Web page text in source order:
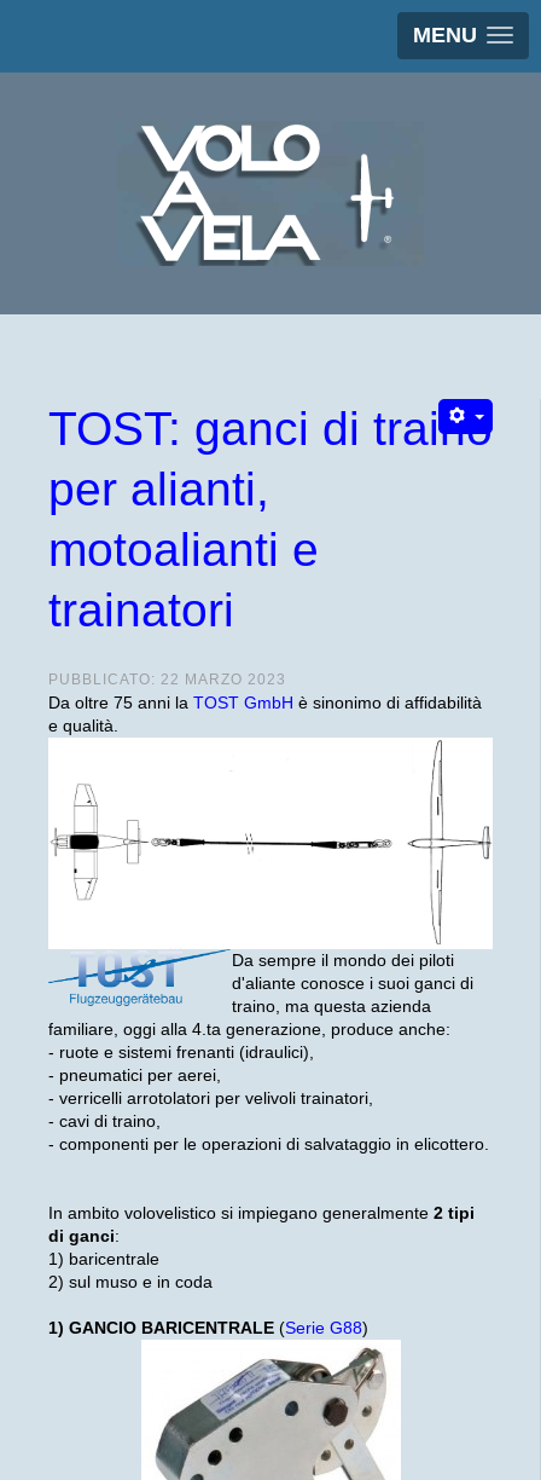
MENU
TOST: ganci di traino
per alianti,
motoalianti e
trainatori
PUBBLICATO: 22 MARZO 2023
Da oltre 75 anni la TOST GmbH è sinonimo di affidabilità
e qualità.
Da sempre il mondo dei piloti
d'aliante conosce i suoi ganci di
traino, ma questa azienda
familiare, oggi alla 4.ta generazione, produce anche:
- ruote e sistemi frenanti (idraulici),
- pneumatici per aerei,
- verricelli arrotolatori per velivoli trainatori,
- cavi di traino,
- componenti per le operazioni di salvataggio in elicottero.
In ambito volovelistico si impiegano generalmente 2 tipi
di ganci:
1) baricentrale
2) sul muso e in coda
1) GANCIO BARICENTRALE (Serie G88)